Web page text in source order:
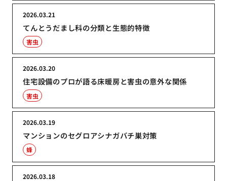
てんとうだまし科の分類と生態的特徴
2026.03.21
害虫
住宅設備のプロが語る床暖房と害虫の意外な関係
2026.03.20
害虫
マンションのセグロアシナガバチ巣対策
2026.03.19
蜂
2026.03.18